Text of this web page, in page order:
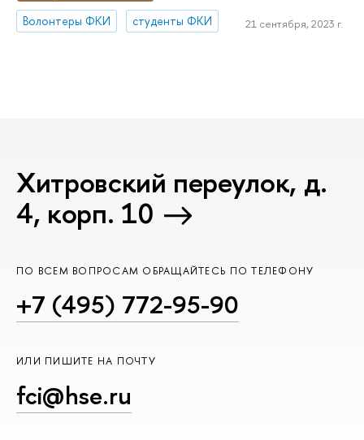
Волонтеры ФКИ
студенты ФКИ 21 сентября, 2023 г.
Хитровский переулок, д.
4, корп. 10
ПО ВСЕМ ВОПРОСАМ ОБРАЩАЙТЕСЬ ПО ТЕЛЕФОНУ
+7 (495) 772-95-90
ИЛИ ПИШИТЕ НА ПОЧТУ
fci@hse.ru